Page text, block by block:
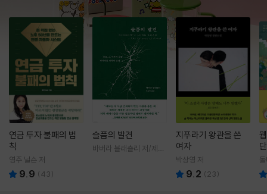
연금 투자 불패의 법
칙
영주 닐슨 저
9.9 (43)
슬픔의 발견
바버라 블래츨리 저/제효
지푸라기 왕관을 쓴
여자
박상영 저
9.2 ( 23)